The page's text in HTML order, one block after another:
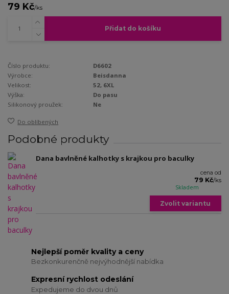
79 Kč/ks
Přidat do košíku
Číslo produktu:
D6602
Výrobce:
Beisdanna
Velikost:
52, 6XL
Výška:
Do pasu
Silikonový proužek:
Ne
Do oblíbených
Podobné produkty
Dana bavlněné kalhotky s krajkou pro baculky
cena od
79 Kč/ks
Skladem
Zvolit variantu
Nejlepší poměr kvality a ceny
Bezkonkurenčně nejvýhodnější nabídka
Expresní rychlost odeslání
Expedujeme do dvou dnů